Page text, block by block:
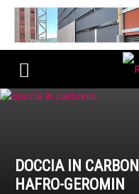
DOCCIA IN
HAFRO-GEROMIN